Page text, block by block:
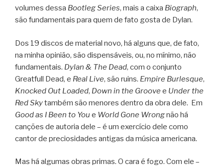
volumes dessa Bootleg Series, mais a caixa Biograph,
são fundamentais para quem de fato gosta de Dylan.
Dos 19 discos de material novo, há alguns que, de fato,
na minha opinião, são dispensáveis, ou, no mínimo, não
fundamentais. Dylan & The Dead, com o conjunto
Greatfull Dead, e Real Live, são ruins. Empire Burlesque,
Knocked Out Loaded, Down in the Groove e Under the
Red Skytambém são menores dentro da obra dele. Em
Good as I Been to You e World Gone Wrongnão há
canções de autoria dele – é um exercício dele como
cantor de preciosidades antigas da música americana.
Mas há algumas obras primas. O cara é fogo. Com ele –